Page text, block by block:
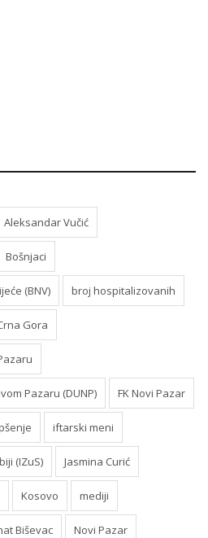
Aleksandar Vučić
Bošnjaci
(BNV) broj hospitalizovanih
Gora
Pazaru (DUNP) FK Novi Pazar
iftarski meni
(IZuS) Jasmina Curić
Kosovo mediji
Biševac Novi Pazar